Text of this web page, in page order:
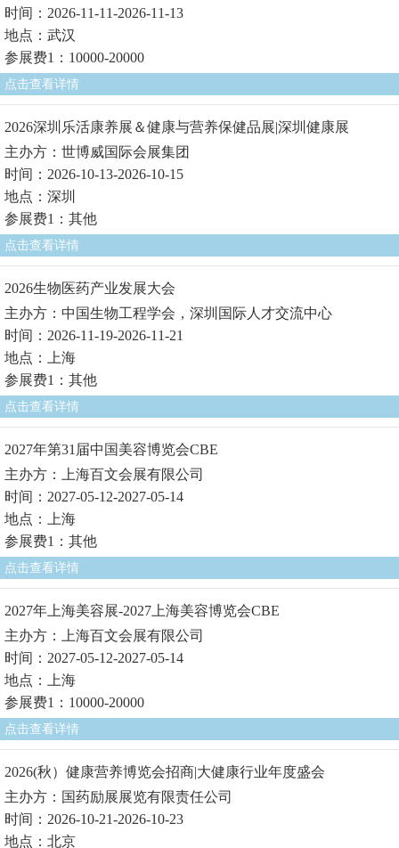
时间：2026-11-11-2026-11-13
地点：武汉
参展费1：10000-20000
点击查看详情
2026深圳乐活康养展＆健康与营养保健品展|深圳健康展
主办方：世博威国际会展集团
时间：2026-10-13-2026-10-15
地点：深圳
参展费1：其他
点击查看详情
2026生物医药产业发展大会
主办方：中国生物工程学会，深圳国际人才交流中心
时间：2026-11-19-2026-11-21
地点：上海
参展费1：其他
点击查看详情
2027年第31届中国美容博览会CBE
主办方：上海百文会展有限公司
时间：2027-05-12-2027-05-14
地点：上海
参展费1：其他
点击查看详情
2027年上海美容展-2027上海美容博览会CBE
主办方：上海百文会展有限公司
时间：2027-05-12-2027-05-14
地点：上海
参展费1：10000-20000
点击查看详情
2026(秋）健康营养博览会招商|大健康行业年度盛会
主办方：国药励展展览有限责任公司
时间：2026-10-21-2026-10-23
地点：北京